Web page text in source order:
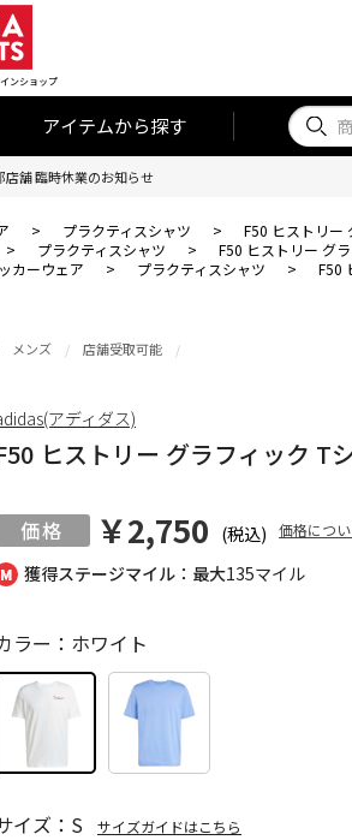
ンショップ
アイテムから探す
舗 臨時休業のお知らせ
> プラクティスシャツ >
F50 ヒストリー
> プラクティスシャツ >
F50 ヒストリー グ
カーウェア > プラクティスシャツ > F50
獲得ステージマイル：最大135マイル
メンズ 店舗受取可能
ヒストリー グラフィック T
￥2,750 (税込) 価格につ
ラー：ホワイト
イズ：S サイズガイドはこちら
アディダス)